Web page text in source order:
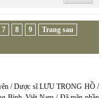
7 8 9
Trang sau
/ Dược sĩ LƯU TRỌNG HỒ /